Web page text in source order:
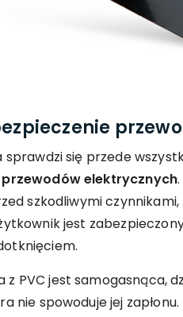
sprawdzi się przede
elektrycznych
szkodliwymi czynnikami,
jest
z PVC jest samogasnąca,
nie spowoduje jej